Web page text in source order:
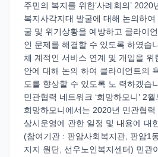
주민의 복지를 위한‘사례회의’
복지사각지대 발굴에 대해 논의하
굴 및 위기상황을 예방하고 클라이
인 문제를 해결할 수 있도록 하였습
체 계적인 서비스 연계 및 개입을 위
안에 대해 논의 하여 클라이언트의
도를 향상할 수 있도록 노 력하겠습
민관협력 네트워크 ‘희망하모니’ 2
희망하모니에서는 2020년 민관협
상시운영에 관한 일정 및 내용에 대
(참여기관 : 판암사회복지관, 판암1
지지 원단, 선우노인복지센터) 민관